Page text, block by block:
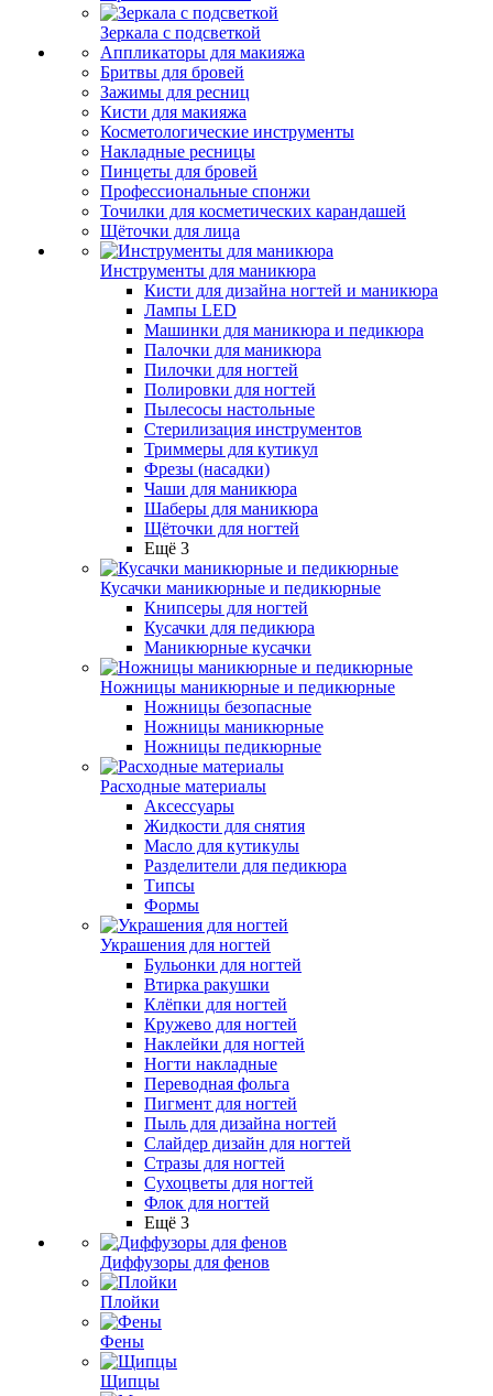
Зеркала с подсветкой
Аппликаторы для макияжа
Бритвы для бровей
Зажимы для ресниц
Кисти для макияжа
Косметологические инструменты
Накладные ресницы
Пинцеты для бровей
Профессиональные спонжи
Точилки для косметических карандашей
Щёточки для лица
Инструменты для маникюра
Кисти для дизайна ногтей и маникюра
Лампы LED
Машинки для маникюра и педикюра
Палочки для маникюра
Пилочки для ногтей
Полировки для ногтей
Пылесосы настольные
Стерилизация инструментов
Триммеры для кутикул
Фрезы (насадки)
Чаши для маникюра
Шаберы для маникюра
Щёточки для ногтей
Ещё 3
Кусачки маникюрные и педикюрные
Книпсеры для ногтей
Кусачки для педикюра
Маникюрные кусачки
Ножницы маникюрные и педикюрные
Ножницы безопасные
Ножницы маникюрные
Ножницы педикюрные
Расходные материалы
Аксессуары
Жидкости для снятия
Масло для кутикулы
Разделители для педикюра
Типсы
Формы
Украшения для ногтей
Бульонки для ногтей
Втирка ракушки
Клёпки для ногтей
Кружево для ногтей
Наклейки для ногтей
Ногти накладные
Переводная фольга
Пигмент для ногтей
Пыль для дизайна ногтей
Слайдер дизайн для ногтей
Стразы для ногтей
Сухоцветы для ногтей
Флок для ногтей
Ещё 3
Диффузоры для фенов
Плойки
Фены
Щипцы